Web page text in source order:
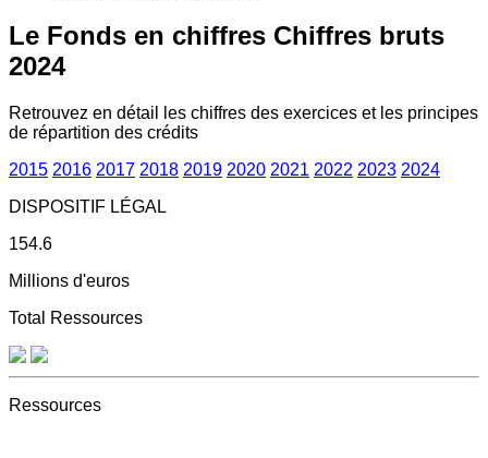
Le Fonds en chiffres Chiffres bruts
2024
Retrouvez en détail les chiffres des exercices et les principes
de répartition des crédits
2015 2016 2017 2018 2019 2020 2021 2022 2023 2024
DISPOSITIF LÉGAL
154.6
Millions d'euros
Total Ressources
Ressources